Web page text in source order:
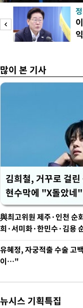
많이 본 기사
김희철, 거꾸로 걸
현수막에 "X돌았네"
與최고위원 제주·인천
희·서미화·한민수·김용
유혜정, 자궁적출 수술 고
이…"
뉴시스 기획특집